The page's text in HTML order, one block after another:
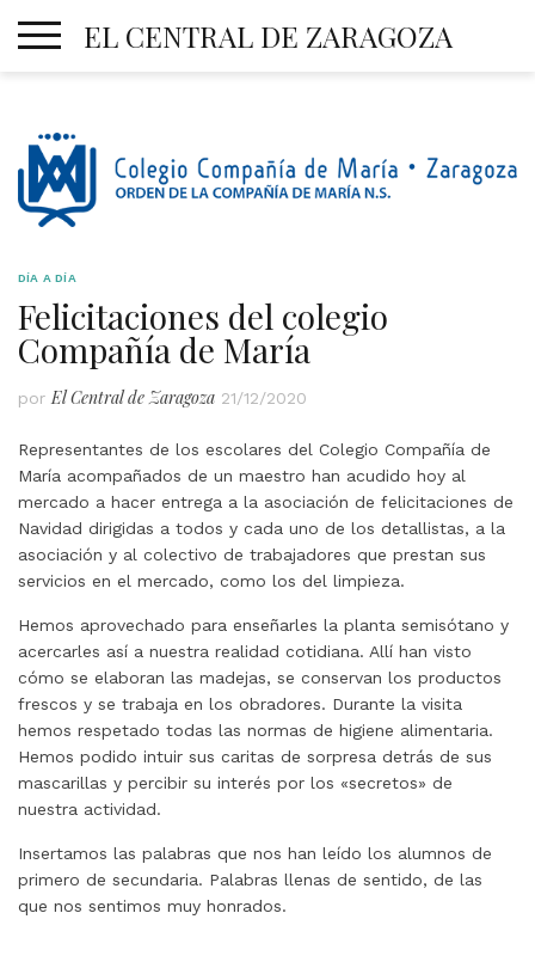
EL CENTRAL DE ZARAGOZA
DÍA A DÍA
Felicitaciones del colegio
Compañía de María
porEl Central de Zaragoza 21/12/2020
Representantes de los escolares del Colegio Compañía de
María acompañados de un maestro han acudido hoy al
mercado a hacer entrega a la asociación de felicitaciones de
Navidad dirigidas a todos y cada uno de los detallistas, a la
asociación y al colectivo de trabajadores que prestan sus
servicios en el mercado, como los del limpieza.
Hemos aprovechado para enseñarles la planta semisótano y
acercarles así a nuestra realidad cotidiana. Allí han visto
cómo se elaboran las madejas, se conservan los productos
frescos y se trabaja en los obradores. Durante la visita
hemos respetado todas las normas de higiene alimentaria.
Hemos podido intuir sus caritas de sorpresa detrás de sus
mascarillas y percibir su interés por los «secretos» de
nuestra actividad.
Insertamos las palabras que nos han leído los alumnos de
primero de secundaria. Palabras llenas de sentido, de las
que nos sentimos muy honrados.